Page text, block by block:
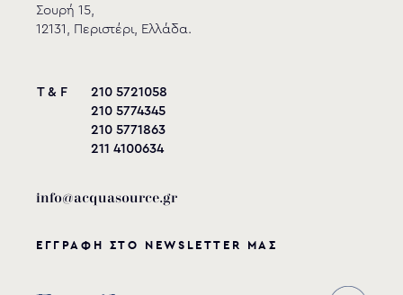
Σουρή 15,
12131, Περιστέρι, Ελλάδα.
T & F
210 5721058
210 5774345
210 5771863
211 4100634
info@acquasource.gr
ΕΓΓΡΑΦΗ ΣΤΟ NEWSLETTER ΜΑΣ